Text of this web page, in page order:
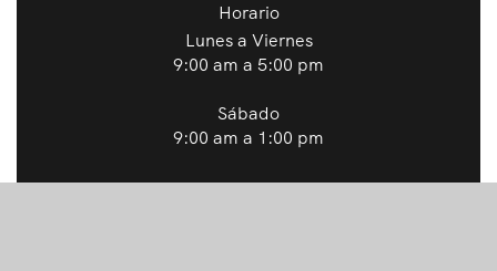
Horario
Lunes a Viernes
9:00 am a 5:00 pm
Sábado
9:00 am a 1:00 pm